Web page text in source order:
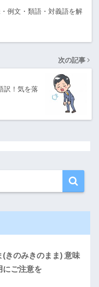
例文・類語・対義語を解
次の記事
訳！気を落
(きのみきのまま) 意味
にご注意を